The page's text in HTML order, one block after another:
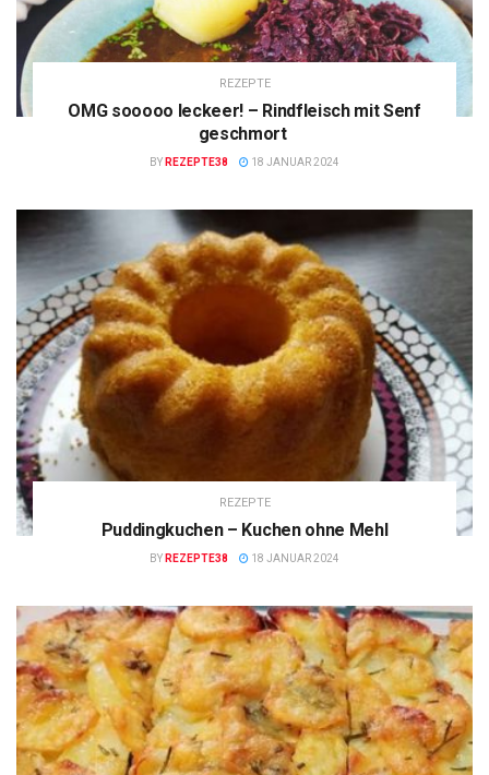
REZEPTE
OMG sooooo leckeer! – Rindfleisch mit Senf
geschmort
BY REZEPTE38 18 JANUAR 2024
REZEPTE
Puddingkuchen – Kuchen ohne Mehl
BY REZEPTE38 18 JANUAR 2024